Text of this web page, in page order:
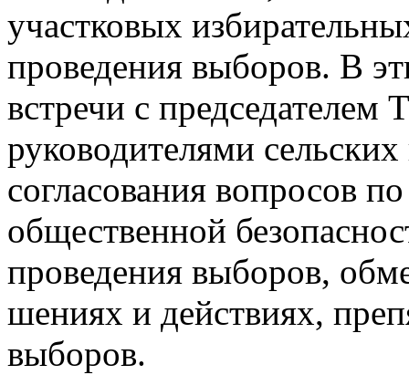
участковых
проведения выборов. В
встречи с
руководителями
согласования вопросов
общественной
проведения выборов,
шениях и действиях,
выборов.